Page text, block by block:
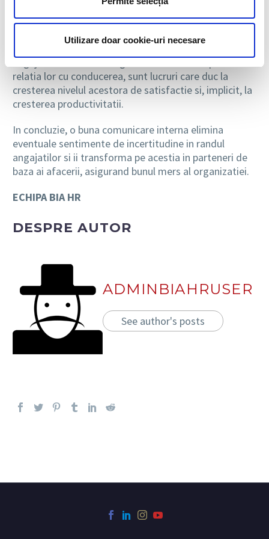
Utilizare doar cookie-uri necesare
conducere, prin organizarea de sedinte sau
distribuirea de chestionare interne.
angajatilor sa vina cu sugestii sau cu idei cu privire la
relatia lor cu conducerea, sunt lucruri care duc la
cresterea nivelul acestora de satisfactie si, implicit, la
cresterea productivitatii.
In concluzie, o buna comunicare interna elimina
eventuale sentimente de incertitudine in randul
angajatilor si ii transforma pe acestia in parteneri de
baza ai afacerii, asigurand bunul mers al organizatiei.
ECHIPA BIA HR
DESPRE AUTOR
ADMINBIAHRUSER
See author's posts